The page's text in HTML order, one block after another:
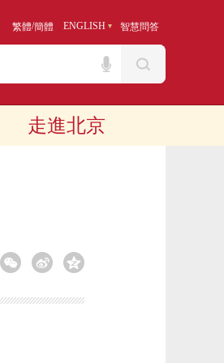
繁體/簡體 ENGLISH 智慧問答
走進北京